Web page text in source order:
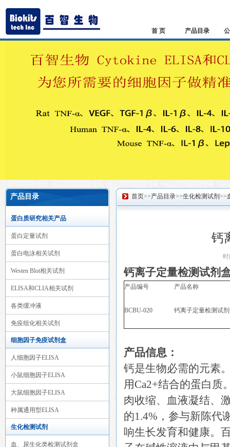
首 页 产品目录
产品目录
蛋白质研究相关产品
蛋白定量试剂
蛋白电泳相关试剂
Westen Blot相关试剂
ELISA和CLIA相关试剂
各类缓冲液
免疫组化相关试剂
细胞因子免疫试剂盒
人细胞因子ELISA
小鼠细胞因子ELISA
大鼠细胞因子ELISA
种属通用型ELISA
生化检测试剂
血、尿生化类检测试剂盒
首页>>产品目录>>生化检测试剂 >>
钙
钙离子定量检测试剂
产品编号 产品名称
BCBU-020 钙离子定量检测试
产品信息：
钙是生物必需的元素
用Ca2+结合的蛋白质
肉收缩、血液凝结、
的1.4%，参与新陈代
响生长发育和健康。